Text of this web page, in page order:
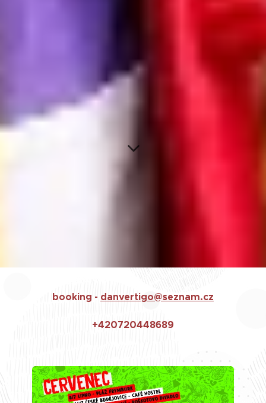
booking - danvertigo@seznam.cz
+420720448689